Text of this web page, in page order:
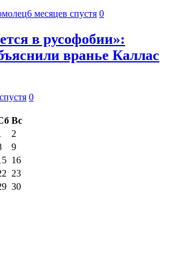
6 месяцев спустя 0
в русофобии»:
вранье Каллас
0
Вс
2
9
16
23
30